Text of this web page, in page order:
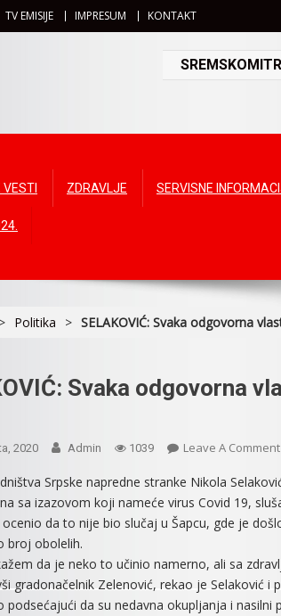
TV EMISIJE IMPRESUM KONTAKT
VESTI ZDRAVLJE SERVISNE
> Politika > SELAKOVIĆ: Svaka odgovorna
Svaka odgovorna
2020 Admin 1039 Leave A Comment
Srpske napredne stranke Nikola
sa izazovom koji nameće virus Covid 19,
ocenio da to nije bio slučaj u Šapcu, gde je
broj obolelih.
da je neko to učinio namerno, ali sa
gradonačelnik Zelenović, rekao je Selaković
podsećajući da su nedavna okupljanja i